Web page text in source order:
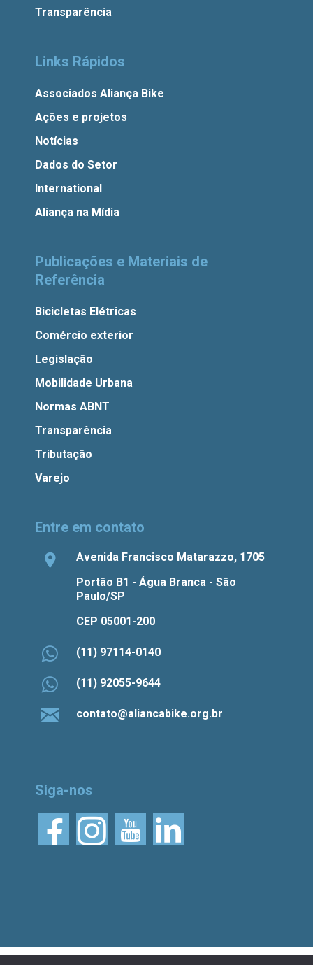
Transparência
Links Rápidos
Associados Aliança Bike
Ações e projetos
Notícias
Dados do Setor
International
Aliança na Mídia
Publicações e Materiais de
Referência
Bicicletas Elétricas
Comércio exterior
Legislação
Mobilidade Urbana
Normas ABNT
Transparência
Tributação
Varejo
Entre em contato
Avenida Francisco Matarazzo, 1705
Portão B1 - Água Branca - São
Paulo/SP
CEP 05001-200
(11) 97114-0140
(11) 92055-9644
contato@aliancabike.org.br
Siga-nos